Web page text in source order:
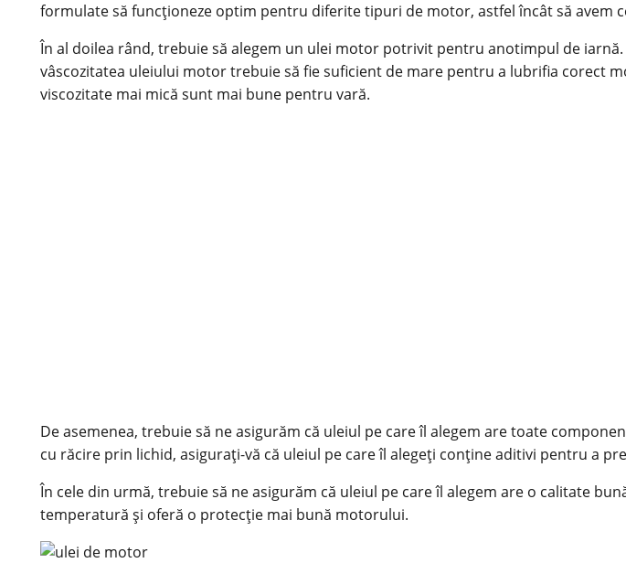
formulate să funcționeze optim pentru diferite tipuri de motor, astfel încât să avem
În al doilea rând, trebuie să alegem un ulei motor potrivit pentru anotimpul de
vâscozitatea uleiului motor trebuie să fie suficient de mare pentru a lubrifia corect
viscozitate mai mică sunt mai bune pentru vară.
De asemenea, trebuie să ne asigurăm că uleiul pe care îl alegem are toate
cu răcire prin lichid, asigurați-vă că uleiul pe care îl alegeți conține aditivi pentru a
În cele din urmă, trebuie să ne asigurăm că uleiul pe care îl alegem are o calitate
temperatură și oferă o protecție mai bună motorului.